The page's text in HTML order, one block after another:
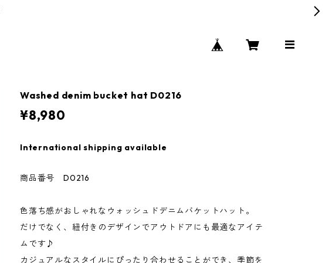
Washed denim bucket hat D0216
¥8,980
International shipping available
商品番号 D0216
色落ち感がおしゃれなウォッシュドデニムバケットハット。
だけでなく、紐付きのデザインでアウトドアにも最適なアイテ
ムです♪
カジュアルなスタイルにぴったり合わせることができ、季節を